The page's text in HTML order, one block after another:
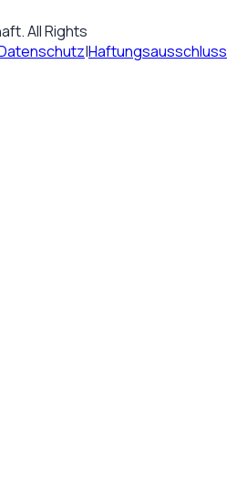
. All Rights
|Haftungsausschluss